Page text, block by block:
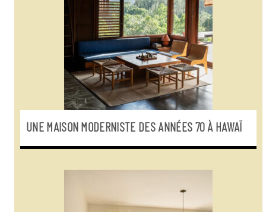
UNE MAISON MODERNISTE DES ANNÉES 70 À HAWAÏ